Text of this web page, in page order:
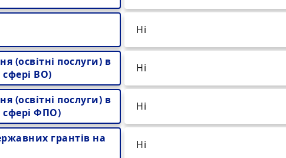
Ні
(освітні послуги) в
ВО)
Ні
(освітні послуги) в
сфері ФПО)
Ні
грантів на
Ні